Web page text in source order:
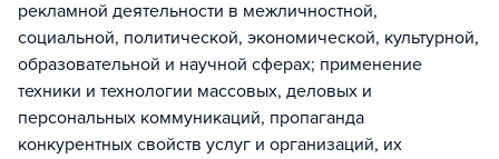
рекламной деятельности в межличностной,
социальной, политической, экономической, культурной,
образовательной и научной сферах; применение
техники и технологии массовых, деловых и
персональных коммуникаций, пропаганда
конкурентных свойств услуг и организаций, их